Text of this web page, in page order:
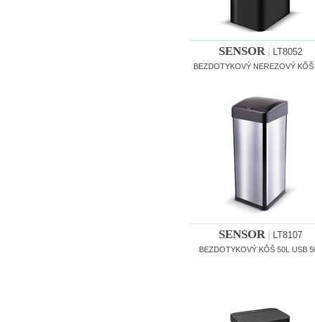
SENSOR| LT8052
BEZDOTYKOVÝ NEREZOVÝ KÔŠ
SENSOR| LT8107
BEZDOTYKOVÝ KÔŠ 50L USB